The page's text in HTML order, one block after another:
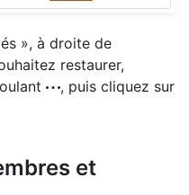
», à droite de
restaurer,
, puis cliquez sur
et